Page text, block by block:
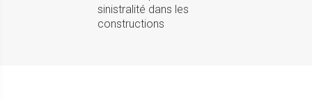
sinistralité dans les
constructions